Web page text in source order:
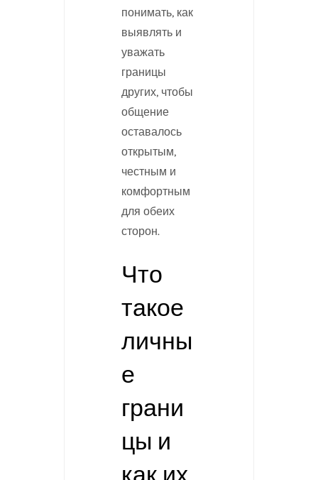
понимать, как
выявлять и
уважать
границы
других, чтобы
общение
оставалось
открытым,
честным и
комфортным
для обеих
сторон.
Что
такое
личны
е
грани
цы и